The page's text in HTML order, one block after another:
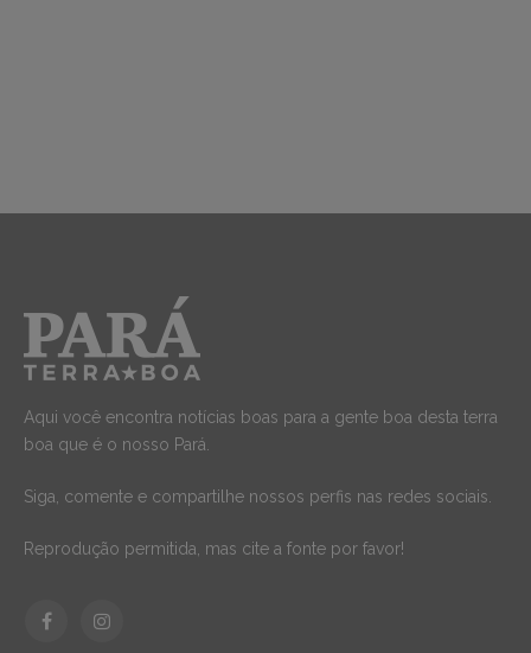
Aqui você encontra notícias boas para a gente boa desta terra
boa que é o nosso Pará.
Siga, comente e compartilhe nossos perfis nas redes sociais.
Reprodução permitida, mas cite a fonte por favor!
FacebookInstagram